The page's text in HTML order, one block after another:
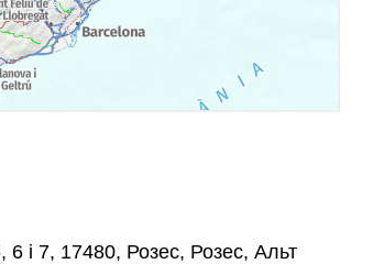
i 7, 17480, Розес, Розес, Альт